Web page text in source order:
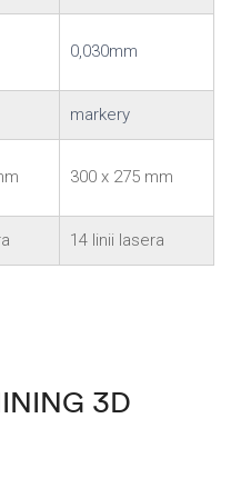
0,030mm
markery
300 x 275 mm
14 linii lasera
3D